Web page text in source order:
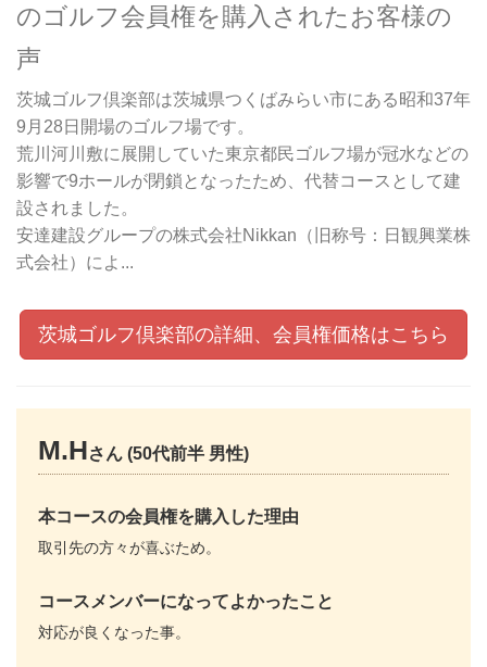
のゴルフ会員権を購入されたお客様の
声
茨城ゴルフ倶楽部は茨城県つくばみらい市にある昭和37年
9月28日開場のゴルフ場です。
荒川河川敷に展開していた東京都民ゴルフ場が冠水などの
影響で9ホールが閉鎖となったため、代替コースとして建
設されました。
安達建設グループの株式会社Nikkan（旧称号：日観興業株
式会社）によ...
茨城ゴルフ倶楽部の詳細、会員権価格はこちら
M.Hさん (50代前半 男性)
本コースの会員権を購入した理由
取引先の方々が喜ぶため。
コースメンバーになってよかったこと
対応が良くなった事。